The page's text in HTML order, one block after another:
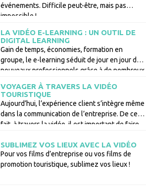
événements. Difficile peut-être, mais pas
impossible !
LA VIDÉO E-LEARNING : UN OUTIL DE
DIGITAL LEARNING
Gain de temps, économies, formation en
groupe, le e-learning séduit de jour en jour de
nouveaux professionnels grâce à de nombreux
VOYAGER À TRAVERS LA VIDÉO
TOURISTIQUE
Aujourd’hui, l’expérience client s’intègre même
dans la communication de l’entreprise. De ce
fait, à travers la vidéo, il est important de faire
aux spectateurs.
SUBLIMEZ VOS LIEUX AVEC LA VIDÉO
Pour vos films d’entreprise ou vos films de
promotion touristique, sublimez vos lieux !